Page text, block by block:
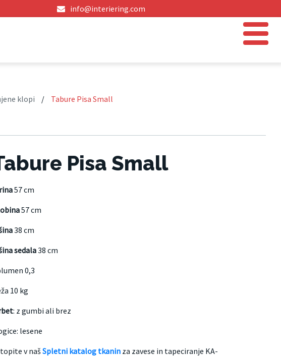
info@interiering.com
klopi / Tabure Pisa Small
Pisa Small
57 cm
57 cm
38 cm
sedala38 cm
0,3
10 kg
: z gumbi ali brez
lesene
v našSpletni katalog tkaninza zavese in tapeciranje KA-